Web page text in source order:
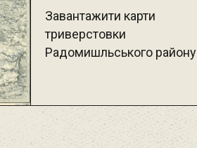
Завантажити карти
триверстовки
Радомишльського району